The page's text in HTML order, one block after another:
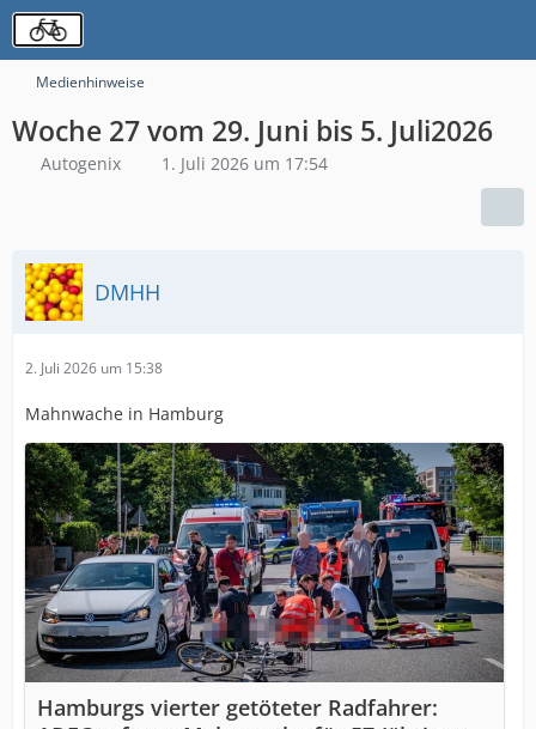
Medienhinweise
Woche 27 vom 29. Juni bis 5. Juli2026
Autogenix 1. Juli 2026 um 17:54
DMHH
2. Juli 2026 um 15:38
Mahnwache in Hamburg
Hamburgs vierter getöteter Radfahrer: